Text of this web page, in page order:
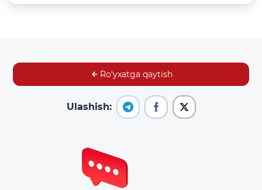
Ro‘yxatga qaytish
Ulashish: